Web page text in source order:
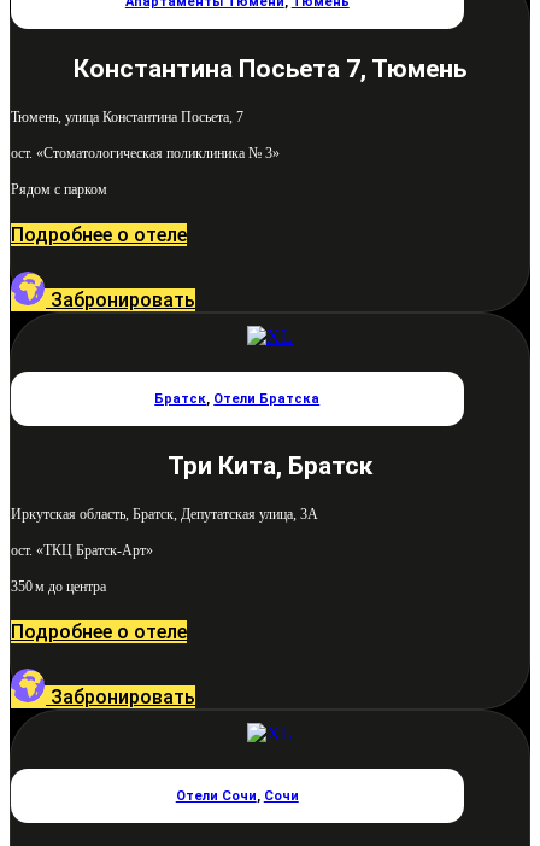
Константина Посьета 7, Тюмень
Тюмень, улица Константина Посьета, 7
ост. «Стоматологическая поликлиника № 3»
Рядом с парком
Подробнее о отеле
Забронировать
Братск, Отели Братска
Три Кита, Братск
Иркутская область, Братск, Депутатская улица, 3А
ост. «ТКЦ Братск-Арт»
350 м до центра
Подробнее о отеле
Забронировать
Отели Сочи, Сочи